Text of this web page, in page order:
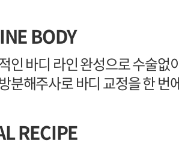
BODY
인 바디 라인 완성으로 수술없
분해주사로 바디 교정을 한 번
RECIPE